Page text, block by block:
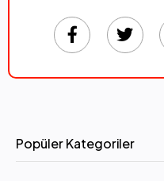
Popüler Kategoriler